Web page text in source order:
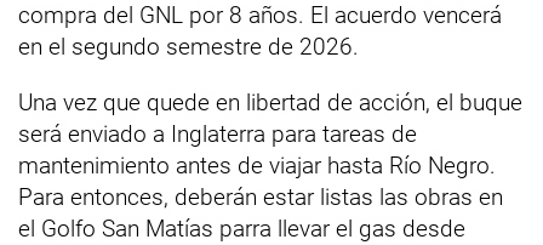
compra del GNL por 8 años. El acuerdo vencerá
en el segundo semestre de 2026.
Una vez que quede en libertad de acción, el buque
será enviado a Inglaterra para tareas de
mantenimiento antes de viajar hasta Río Negro.
Para entonces, deberán estar listas las obras en
el Golfo San Matías parra llevar el gas desde